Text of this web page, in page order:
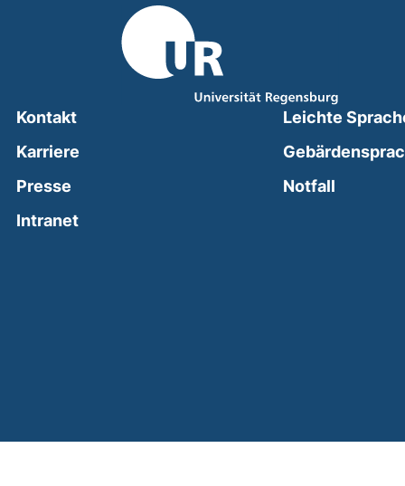
Kontakt
Karriere
Presse
Intranet(external link, opens in a new window)
Leichte
Notfall